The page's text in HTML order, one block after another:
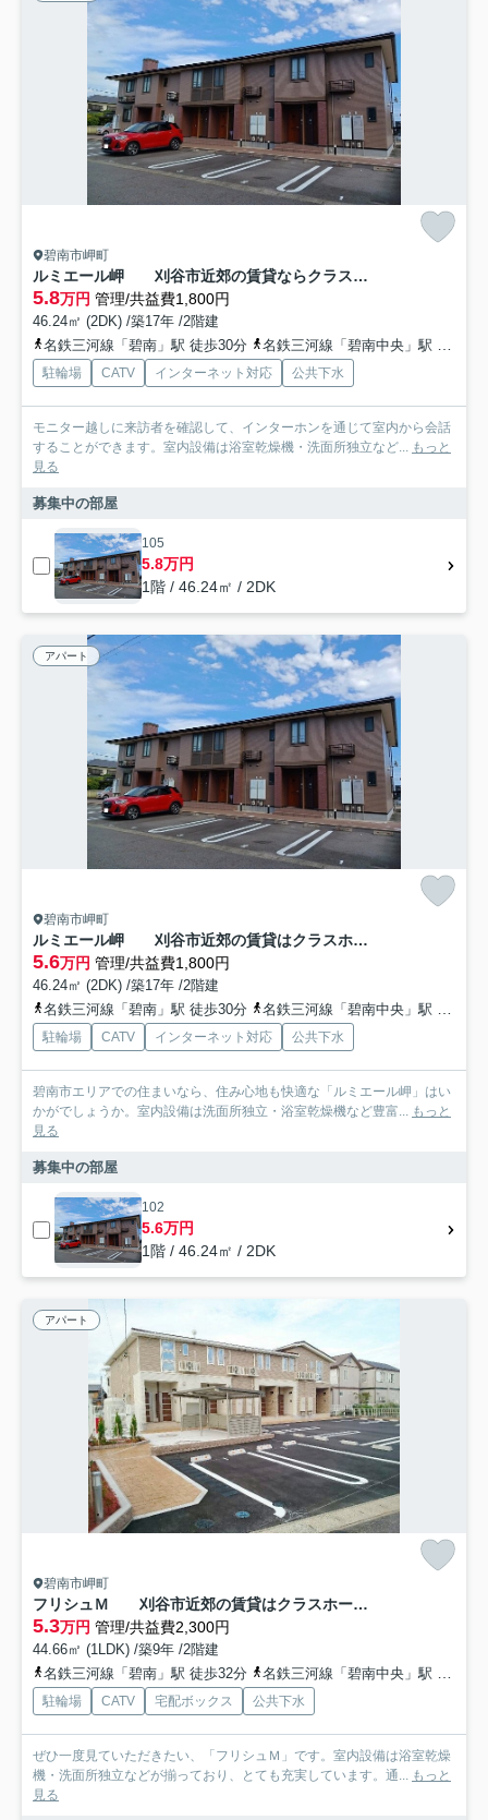
碧南市岬町
ルミエール岬 刈谷市近郊の賃貸ならクラスホーム刈谷店
5.8万円 管理/共益費1,800円
46.24㎡ (2DK) /築17年 /2階建
名鉄三河線「碧南」駅 徒歩30分
名鉄三河線「碧南中央」駅 徒歩49分
駐輪場 CATV インターネット対応 公共下水
モニター越しに来訪者を確認して、インターホンを通じて室内から会話
することができます。室内設備は浴室乾燥機・洗面所独立など... もっと
見る
募集中の部屋
105
5.8万円
1階 / 46.24㎡ / 2DK
アパート
碧南市岬町
ルミエール岬 刈谷市近郊の賃貸はクラスホーム刈谷店
5.6万円 管理/共益費1,800円
46.24㎡ (2DK) /築17年 /2階建
名鉄三河線「碧南」駅 徒歩30分
名鉄三河線「碧南中央」駅 徒歩49分
駐輪場 CATV インターネット対応 公共下水
碧南市エリアでの住まいなら、住み心地も快適な「ルミエール岬」はい
かがでしょうか。室内設備は洗面所独立・浴室乾燥機など豊富... もっと
見る
募集中の部屋
102
5.6万円
1階 / 46.24㎡ / 2DK
アパート
碧南市岬町
フリシュＭ 刈谷市近郊の賃貸はクラスホーム刈谷店
5.3万円 管理/共益費2,300円
44.66㎡ (1LDK) /築9年 /2階建
名鉄三河線「碧南」駅 徒歩32分
名鉄三河線「碧南中央」駅 徒歩56分
駐輪場 CATV 宅配ボックス 公共下水
ぜひ一度見ていただきたい、「フリシュＭ」です。室内設備は浴室乾燥
機・洗面所独立などが揃っており、とても充実しています。通... もっと
見る